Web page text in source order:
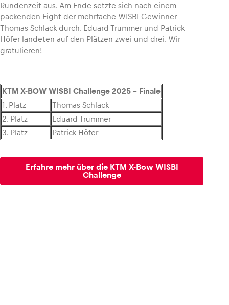
Business
Alle anzeigen
Glossar
Rundenzeit aus. Am Ende setzte sich nach einem
packenden Fight der mehrfache WISBI-Gewinner
Thomas Schlack durch. Eduard Trummer und Patrick
Höfer landeten auf den Plätzen zwei und drei. Wir
gratulieren!
KTM X-BOW WISBI Challenge 2025 – Finale
1. Platz
Thomas Schlack
2. Platz
Eduard Trummer
3. Platz
Patrick Höfer
Erfahre mehr über die KTM X-Bow WISBI
Challenge